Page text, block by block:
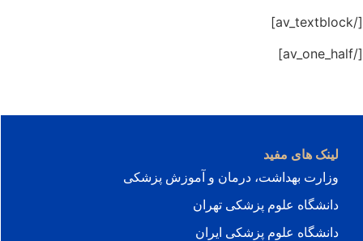
مفید
درمان و آموزش پزشکی
علوم پزشکی تهران
علوم پزشکی ایران